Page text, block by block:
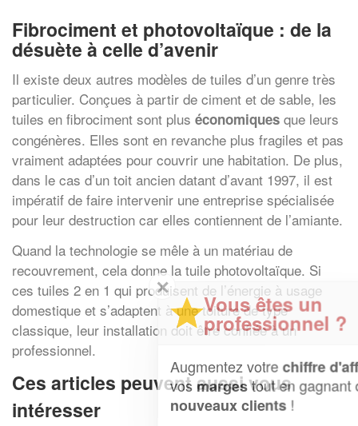
Fibrociment et photovoltaïque : de la
désuète à celle d’avenir
Il existe deux autres modèles de tuiles d’un genre très
particulier. Conçues à partir de ciment et de sable, les
tuiles en fibrociment sont plus économiques que leurs
congénères. Elles sont en revanche plus fragiles et pas
vraiment adaptées pour couvrir une habitation. De plus,
dans le cas d’un toit ancien datant d’avant 1997, il est
impératif de faire intervenir une entreprise spécialisée
pour leur destruction car elles contiennent de l’amiante.
Quand la technologie se mêle à un matériau de
recouvrement, cela donne la tuile photovoltaïque. Si
ces tuiles 2 en 1 qui produisent de l’énergie à usage
domestique et s’adaptent à une toiture de type
classique, leur installation doit être confiée à un
professionnel.
Ces articles peuvent aussi vous
intéresser
✕
Vous êtes un
professionnel ?
Augmentez votrechiffre d'affaireset
vosmargestout en gagnant de
nouveaux clients!